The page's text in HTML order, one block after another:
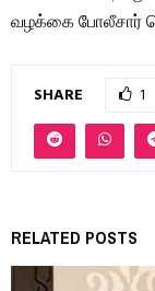
வழக்கை போலீசார்
SHARE 1
RELATED POSTS